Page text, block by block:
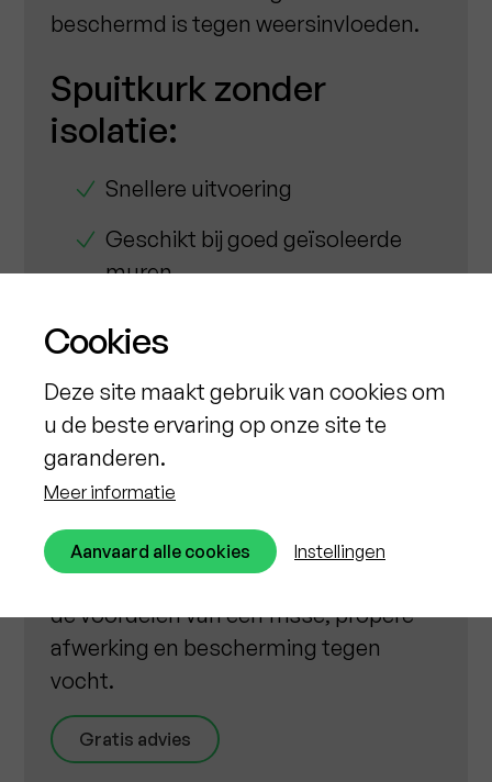
beschermd is tegen weersinvloeden.
Spuitkurk zonder
isolatie:
Snellere uitvoering
Geschikt bij goed geïsoleerde
muren
Budgetvriendelijker
isolatie nodig hebben
In beide gevallen zorgen we voor een
en strakke look. Kies je voor spuitkurk
zonder isolatie, dan heb je nog steeds
de voordelen van een frisse, propere
afwerking en bescherming tegen
vocht.
Gratis advies
Cookies
Deze site maakt gebruik van cookies om
u de beste ervaring op onze site te
garanderen.
Meer informatie
Aanvaard alle cookies Instellingen